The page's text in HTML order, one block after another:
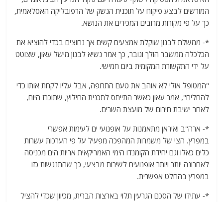
s
A
p
p
g
ra
m
l
er
e
b
o
o
k
המורשים לבצע פיקוח על תוכנית הנשק של הרפובליקה האסלאמית,
כך על פי מקורות מרובים המכירים את הנושא.
*- ממשלת לבנון שוקלת אמצעים קשים אך נחוצים בכדי להוציא את
הכלכלה ממשבר הולך וגובר, כך אמר נשיא לבנון מישל עאון, שצוטט
על ידי התקשורת המקומית ביום חמישי.
"המטופל אולי לא אוהב את טעם התרופה, אבל עליו לקחת אותו כדי
להחלים", אמר עאון כאשר התייחס לתכנית החילוץ, שתוכרז היום,
לאחר ישיבת חירום של מועצת השרים.
*- ארה"ב ואיראן מתאמנות על אופנועי ים לעימות אפשרי
במפרץ. הצי של משמרות המהפכה מפעיל על פי הערכות עשרות
כלים כאלו וגם יחידת הקומנדו הימי האמריקאית אריות הים מכניסה
לאחרונה יותר ויותר אופנועים לשירות מבצעי, כך שהתנגשות כזו
במפרץ בהחלט אפשרית.
*- עתידו של הסכם הגרעין תלוי בארצות הברית, מכיוון שכדי להציל